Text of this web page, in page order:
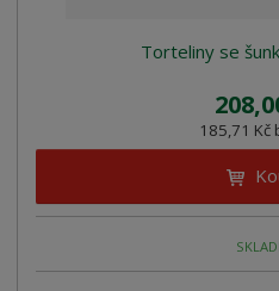
Torteliny se
185,71 Kč